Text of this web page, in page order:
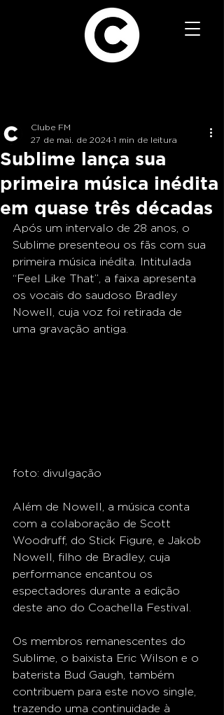
Sublime lança sua
primeira música inédita
em quase três décadas
Clube FM
27 de mai. de 2024 1 min de leitura
Após um intervalo de 28 anos, o
Sublime presenteou os fãs com sua
primeira música inédita. Intitulada
“Feel Like That”, a faixa apresenta
os vocais do saudoso Bradley
Nowell, cuja voz foi retirada de
uma gravação antiga.
foto: divulgação
Além de Nowell, a música conta
com a colaboração de Scott
Woodruff, do Stick Figure, e Jakob
Nowell, filho de Bradley, cuja
performance encantou os
espectadores durante a edição
deste ano do Coachella Festival.
Os membros remanescentes do
Sublime, o baixista Eric Wilson e o
baterista Bud Gaugh, também
contribuem para este novo single,
trazendo uma continuidade à